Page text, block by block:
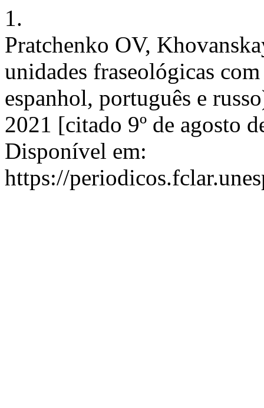
1.
Pratchenko OV,
unidades fraseológicas
espanhol, português e
2021 [citado 9º de agosto
Disponível em:
https://